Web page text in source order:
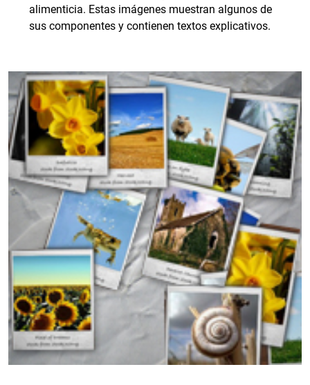
alimenticia. Estas imágenes muestran algunos de
sus componentes y contienen textos explicativos.